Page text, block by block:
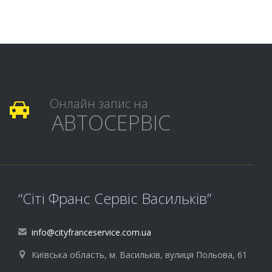
 Онлайн запис на
АВТОСЕРВІС
“Сіті Франс Сервіс Васильків”
 info@cityfranceservice.com.ua
 Київська область, м. Васильків, вулиця Польова, 61